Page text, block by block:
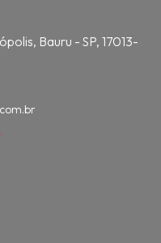
Bauru - SP, 17013-